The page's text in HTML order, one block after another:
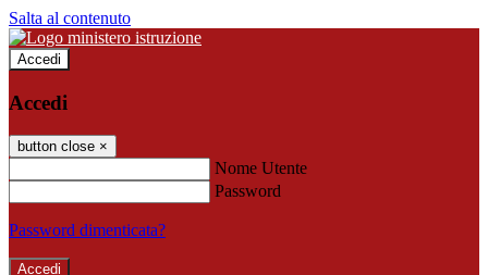
Salta al contenuto
Accedi
Accedi
button close ×
Nome Utente
Password
Password dimenticata?